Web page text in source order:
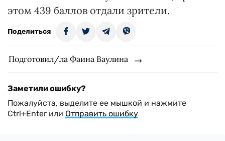
этом 439 баллов отдали зрители.
Поделиться
Подготовил/ла Фаина Ваулина
Заметили ошибку?
Пожалуйста, выделите ее мышкой и нажмите
Ctrl+Enter или Отправить ошибку